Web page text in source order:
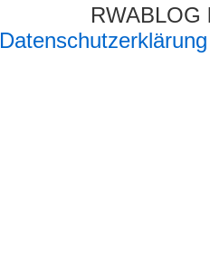
Datenschutzerklärung